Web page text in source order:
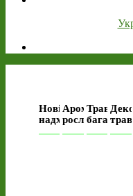
Нові
надходження
Ароматичні
рослини